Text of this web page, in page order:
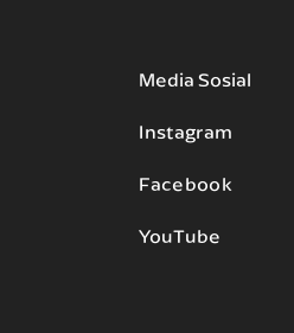
Media Sosial
Instagram
Facebook
YouTube